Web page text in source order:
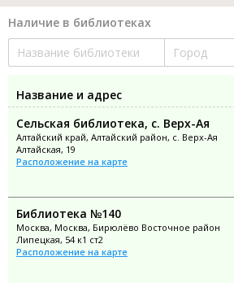
Наличие в библиотеках
Название и адрес
Сельская библиотека, с. Верх-Ая
Алтайский край, Алтайский район, с. Верх-Ая
Алтайская, 19
Расположение на карте
Библиотека №140
Москва, Москва, Бирюлёво Восточное район
Липецкая, 54 к1 ст2
Расположение на карте